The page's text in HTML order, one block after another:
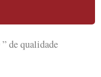
de qualidade